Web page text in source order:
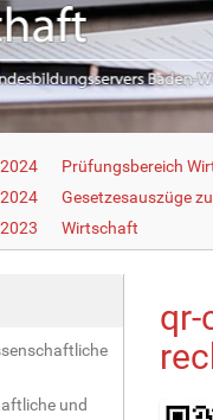
Prüfungsbereich
Gesetzesauszüge
Wirtschaft
und
qr-